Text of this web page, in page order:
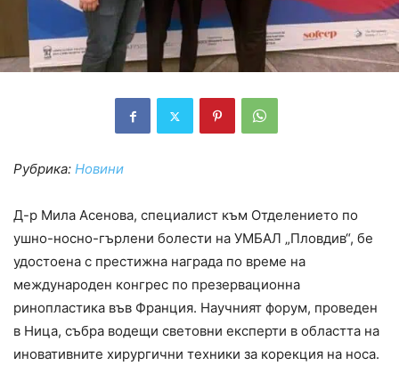
Рубрика: Новини
Д-р Мила Асенова, специалист към Отделението по
ушно-носно-гърлени болести на УМБАЛ „Пловдив“, бе
удостоена с престижна награда по време на
международен конгрес по презервационна
ринопластика във Франция. Научният форум, проведен
в Ница, събра водещи световни експерти в областта на
иновативните хирургични техники за корекция на носа.